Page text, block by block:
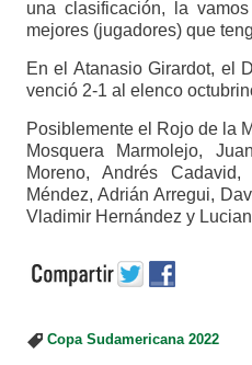
una clasificación, la
mejores (jugadores) que
En el Atanasio Girardot, el
venció 2-1 al elenco
Posiblemente el Rojo de la
Mosquera Marmolejo,
Moreno, Andrés
Méndez, Adrián Arregui,
Vladimir Hernández y
Copa Sudamericana 2022